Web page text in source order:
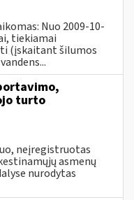
Nuo 2009-10-
tiekiamai
(įskaitant šilumos
turto
neįregistruotas
asmenų
nurodytas